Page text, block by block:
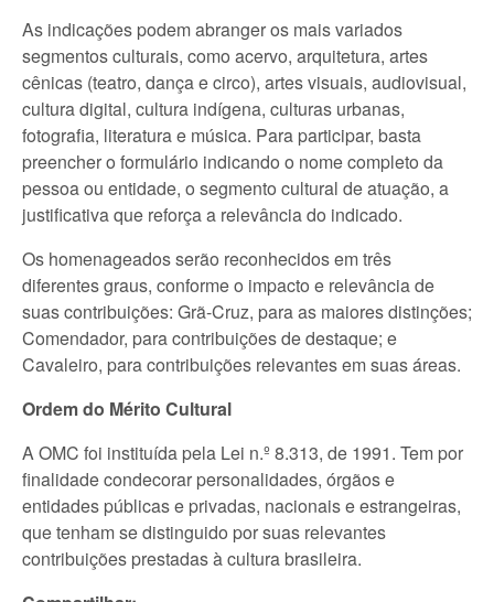
As indicações podem abranger os mais variados
segmentos culturais, como acervo, arquitetura, artes
cênicas (teatro, dança e circo), artes visuais, audiovisual,
cultura digital, cultura indígena, culturas urbanas,
fotografia, literatura e música. Para participar, basta
preencher o formulário indicando o nome completo da
pessoa ou entidade, o segmento cultural de atuação, a
justificativa que reforça a relevância do indicado.
Os homenageados serão reconhecidos em três
diferentes graus, conforme o impacto e relevância de
suas contribuições: Grã-Cruz, para as maiores distinções;
Comendador, para contribuições de destaque; e
Cavaleiro, para contribuições relevantes em suas áreas.
Ordem do Mérito Cultural
A OMC foi instituída pela Lei n.º 8.313, de 1991. Tem por
finalidade condecorar personalidades, órgãos e
entidades públicas e privadas, nacionais e estrangeiras,
que tenham se distinguido por suas relevantes
contribuições prestadas à cultura brasileira.